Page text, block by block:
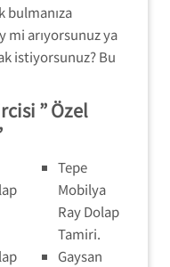
bulmanıza
mi arıyorsunuz ya
istiyorsunuz? Bu
” Özel
Tepe
Mobilya
Ray Dolap
Tamiri.
Gaysan